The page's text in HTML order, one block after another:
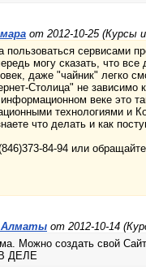
от 2012-10-25 (Курсы
сервисами
могу сказать, что все
даже "чайник" легко
Столица" не зависимо
веке это
технологиями и
что делать и как
84-94 или
от 2012-10-14
Можно создать свой
ДЕЛЕ